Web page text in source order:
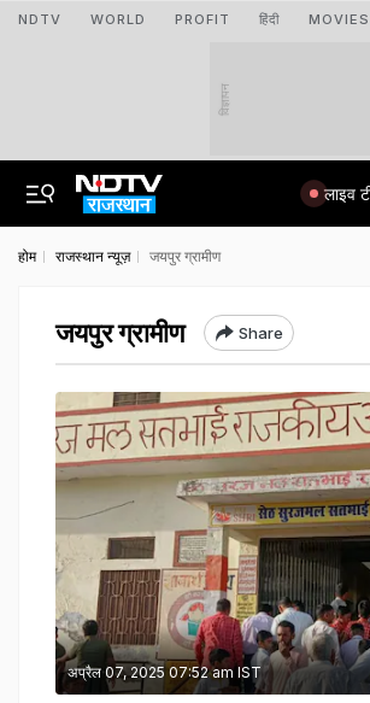
NDTV WORLD PROFIT हिंदी MOVIES
विज्ञापन
लाइव
होम राजस्थान न्यूज़ जयपुर ग्रामीण
जयपुर ग्रामीण Share
अप्रैल 07, 2025 07:52 am IST